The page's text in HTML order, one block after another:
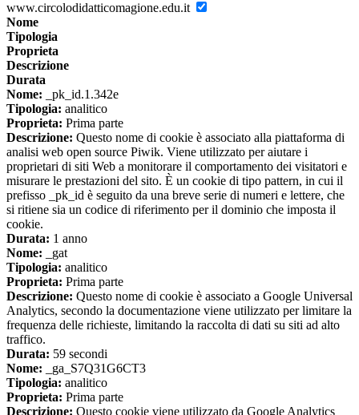
www.circolodidatticomagione.edu.it
Nome
Tipologia
Proprieta
Descrizione
Durata
Nome: _pk_id.1.342e
Tipologia: analitico
Proprieta: Prima parte
Descrizione: Questo nome di cookie è associato alla piattaforma di
analisi web open source Piwik. Viene utilizzato per aiutare i
proprietari di siti Web a monitorare il comportamento dei visitatori e
misurare le prestazioni del sito. È un cookie di tipo pattern, in cui il
prefisso _pk_id è seguito da una breve serie di numeri e lettere, che
si ritiene sia un codice di riferimento per il dominio che imposta il
cookie.
Durata: 1 anno
Nome: _gat
Tipologia: analitico
Proprieta: Prima parte
Descrizione: Questo nome di cookie è associato a Google Universal
Analytics, secondo la documentazione viene utilizzato per limitare la
frequenza delle richieste, limitando la raccolta di dati su siti ad alto
traffico.
Durata: 59 secondi
Nome: _ga_S7Q31G6CT3
Tipologia: analitico
Proprieta: Prima parte
Descrizione: Questo cookie viene utilizzato da Google Analytics